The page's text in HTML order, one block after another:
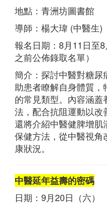
地點：青洲坊圖書館
導師：楊大瑋 (中醫生)
報名日期：8月11日至
之前公佈錄取名單）
簡介：探討中醫對糖
助患者瞭解自身體質，
的常見類型。內容涵
法，配合抗阻運動以改
還將介紹中醫健脾增
保健方法，從中醫視
康狀況。
中醫延年益壽的密碼
日期：9月20日（六）